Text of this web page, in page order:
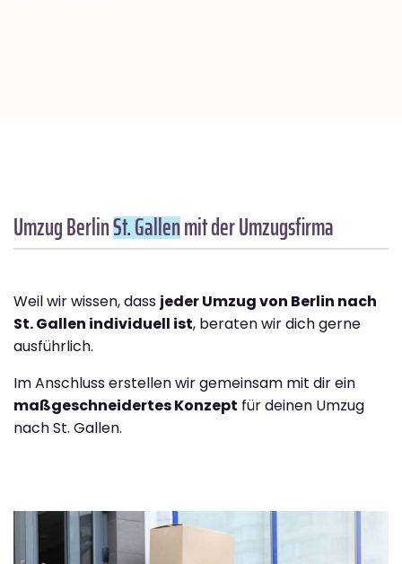
Umzug BerlinSt. Gallenmit der Umzugsfirma
Weil wir wissen, dass jeder Umzug von Berlin nach
St. Gallen individuell ist, beraten wir dich gerne
ausführlich.
Im Anschluss erstellen wir gemeinsam mit dir ein
maßgeschneidertes Konzept für deinen Umzug
nach St. Gallen.